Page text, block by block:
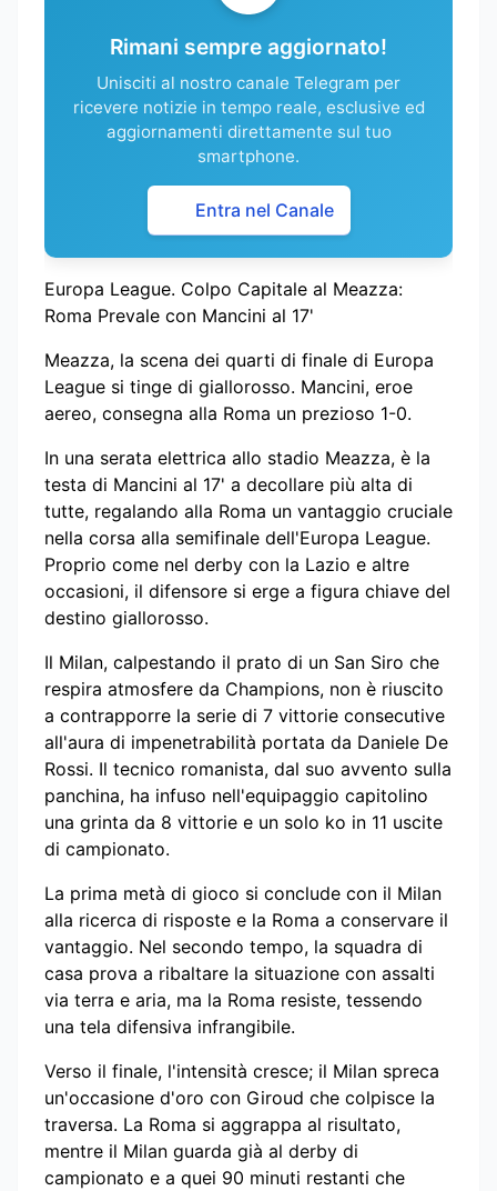
Rimani sempre aggiornato!
Unisciti al nostro canale Telegram per
ricevere notizie in tempo reale, esclusive ed
aggiornamenti direttamente sul tuo
smartphone.
Entra nel Canale
Europa League. Colpo Capitale al Meazza:
Roma Prevale con Mancini al 17'
Meazza, la scena dei quarti di finale di Europa
League si tinge di giallorosso. Mancini, eroe
aereo, consegna alla Roma un prezioso 1-0.
In una serata elettrica allo stadio Meazza, è la
testa di Mancini al 17' a decollare più alta di
tutte, regalando alla Roma un vantaggio cruciale
nella corsa alla semifinale dell'Europa League.
Proprio come nel derby con la Lazio e altre
occasioni, il difensore si erge a figura chiave del
destino giallorosso.
Il Milan, calpestando il prato di un San Siro che
respira atmosfere da Champions, non è riuscito
a contrapporre la serie di 7 vittorie consecutive
all'aura di impenetrabilità portata da Daniele De
Rossi. Il tecnico romanista, dal suo avvento sulla
panchina, ha infuso nell'equipaggio capitolino
una grinta da 8 vittorie e un solo ko in 11 uscite
di campionato.
La prima metà di gioco si conclude con il Milan
alla ricerca di risposte e la Roma a conservare il
vantaggio. Nel secondo tempo, la squadra di
casa prova a ribaltare la situazione con assalti
via terra e aria, ma la Roma resiste, tessendo
una tela difensiva infrangibile.
Verso il finale, l'intensità cresce; il Milan spreca
un'occasione d'oro con Giroud che colpisce la
traversa. La Roma si aggrappa al risultato,
mentre il Milan guarda già al derby di
campionato e a quei 90 minuti restanti che